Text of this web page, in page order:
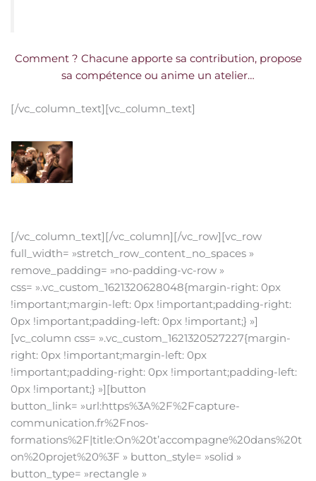
Comment ? Chacune apporte sa contribution, propose
sa compétence ou anime un atelier…
[/vc_column_text][vc_column_text]
[/vc_column_text][/vc_column][/vc_row][vc_row
full_width= »stretch_row_content_no_spaces »
remove_padding= »no-padding-vc-row »
css= ».vc_custom_1621320628048{margin-right: 0px
!important;margin-left: 0px !important;padding-right:
0px !important;padding-left: 0px !important;} »]
[vc_column css= ».vc_custom_1621320527227{margin-
right: 0px !important;margin-left: 0px
!important;padding-right: 0px !important;padding-left:
0px !important;} »][button
button_link= »url:https%3A%2F%2Fcapture-
communication.fr%2Fnos-
formations%2F|title:On%20t’accompagne%20dans%20t
on%20projet%20%3F » button_style= »solid »
button_type= »rectangle »